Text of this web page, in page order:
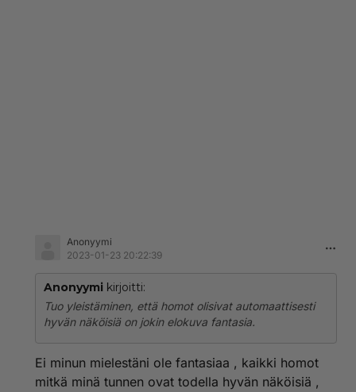
Anonyymi
2023-01-23 20:22:39
Anonyymi kirjoitti:
Tuo yleistäminen, että homot olisivat automaattisesti
hyvän näköisiä on jokin elokuva fantasia.
Ei minun mielestäni ole fantasiaa , kaikki homot
mitkä minä tunnen ovat todella hyvän näköisiä ,